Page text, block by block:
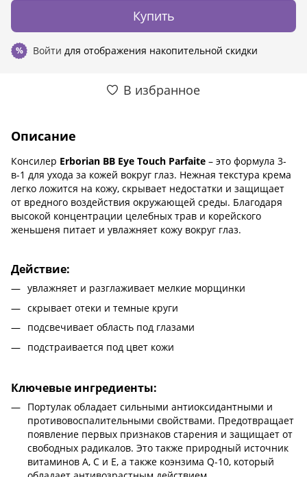
Купить
% Войти для отображения накопительной скидки
В избранное
Описание
Консилер Erborian BB Eye Touch Parfaite – это формула 3-
в-1 для ухода за кожей вокруг глаз. Нежная текстура крема
легко ложится на кожу, скрывает недостатки и защищает
от вредного воздействия окружающей среды. Благодаря
высокой концентрации целебных трав и корейского
женьшеня питает и увлажняет кожу вокруг глаз.
Действие:
увлажняет и разглаживает мелкие морщинки
скрывает отеки и темные круги
подсвечивает область под глазами
подстраивается под цвет кожи
Ключевые ингредиенты:
Портулак обладает сильными антиоксидантными и
противовоспалительными свойствами. Предотвращает
появление первых признаков старения и защищает от
свободных радикалов. Это также природный источник
витаминов А, С и Е, а также коэнзима Q-10, который